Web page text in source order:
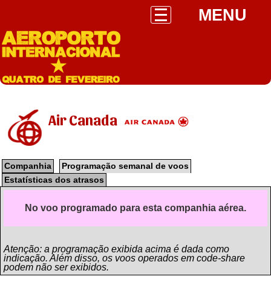
MENU
Air Canada
Companhia
Programação semanal de voos
Estatísticas dos atrasos
No voo programado para esta companhia aérea.
Atenção: a programação exibida acima é dada como
indicação. Além disso, os voos operados em code-share
podem não ser exibidos.